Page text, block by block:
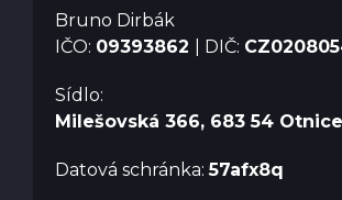
Bruno Dirbák
IČO: 09393862 | DIČ:
Sídlo:
Milešovská 366, 683 54 Otnice
Datová schránka:57afx8q